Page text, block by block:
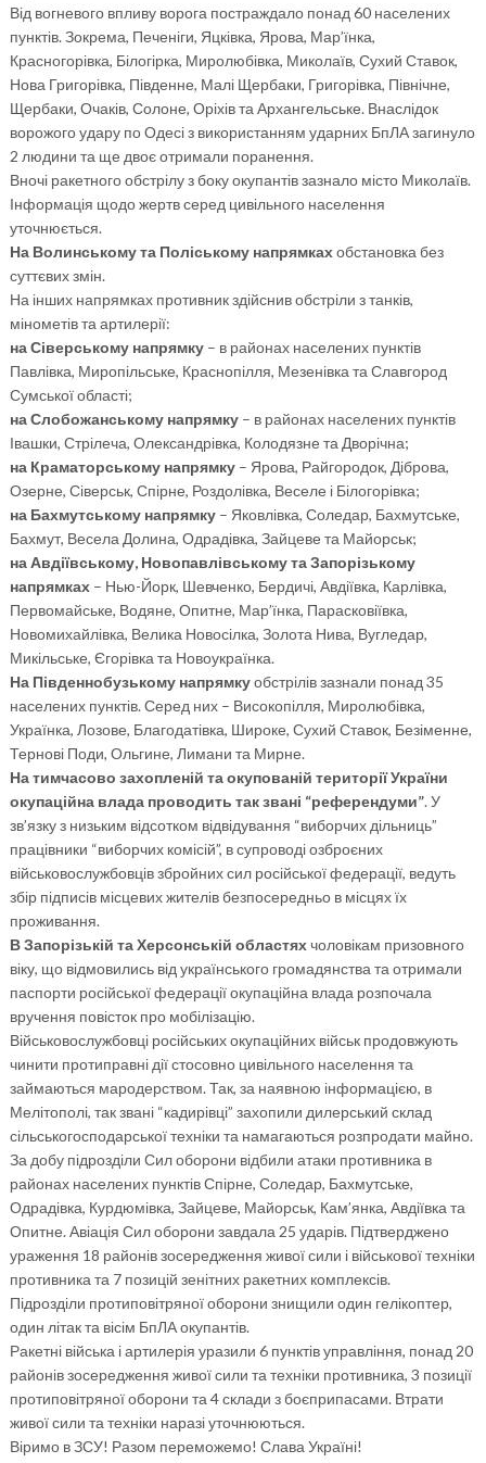
Від вогневого впливу ворога постраждало понад 60 населених
пунктів. Зокрема, Печеніги, Яцківка, Ярова, Мар’їнка,
Красногорівка, Білогірка, Миролюбівка, Миколаїв, Сухий Ставок,
Нова Григорівка, Південне, Малі Щербаки, Григорівка, Північне,
Щербаки, Очаків, Солоне, Оріхів та Архангельське. Внаслідок
ворожого удару по Одесі з використанням ударних БпЛА загинуло
2 людини та ще двоє отримали поранення.
Вночі ракетного обстрілу з боку окупантів зазнало місто Миколаїв.
Інформація щодо жертв серед цивільного населення
уточнюється.
На Волинському та Поліському напрямкахобстановка без
суттєвих змін.
На інших напрямках противник здійснив обстріли з танків,
мінометів та артилерії:
на Сіверському напрямку– в районах населених пунктів
Павлівка, Миропільське, Краснопілля, Мезенівка та Славгород
Сумської області;
на Слобожанському напрямку– в районах населених пунктів
Івашки, Стрілеча, Олександрівка, Колодязне та Дворічна;
на Краматорському напрямку– Ярова, Райгородок, Діброва,
Озерне, Сіверськ, Спірне, Роздолівка, Веселе і Білогорівка;
на Бахмутському напрямку– Яковлівка, Соледар, Бахмутське,
Бахмут, Весела Долина, Одрадівка, Зайцеве та Майорськ;
на Авдіївському, Новопавлівському та Запорізькому
напрямках– Нью-Йорк, Шевченко, Бердичі, Авдіївка, Карлівка,
Первомайське, Водяне, Опитне, Мар’їнка, Парасковіївка,
Новомихайлівка, Велика Новосілка, Золота Нива, Вугледар,
Микільське, Єгорівка та Новоукраїнка.
На Південнобузькому напрямкуобстрілів зазнали понад 35
населених пунктів. Серед них – Високопілля, Миролюбівка,
Українка, Лозове, Благодатівка, Широке, Сухий Ставок, Безіменне,
Тернові Поди, Ольгине, Лимани та Мирне.
На тимчасово захопленій та окупованій території України
окупаційна влада проводить так звані “референдуми”. У
зв’язку з низьким відсотком відвідування “виборчих дільниць”
працівники “виборчих комісій”, в супроводі озброєних
військовослужбовців збройних сил російської федерації, ведуть
збір підписів місцевих жителів безпосередньо в місцях їх
проживання.
В Запорізькій та Херсонській областяхчоловікам призовного
віку, що відмовились від українського громадянства та отримали
паспорти російської федерації окупаційна влада розпочала
вручення повісток про мобілізацію.
Військовослужбовці російських окупаційних військ продовжують
чинити протиправні дії стосовно цивільного населення та
займаються мародерством. Так, за наявною інформацією, в
Мелітополі, так звані “кадирівці” захопили дилерський склад
сільськогосподарської техніки та намагаються розпродати майно.
За добу підрозділи Сил оборони відбили атаки противника в
районах населених пунктів Спірне, Соледар, Бахмутське,
Одрадівка, Курдюмівка, Зайцеве, Майорськ, Кам’янка, Авдіївка та
Опитне. Авіація Сил оборони завдала 25 ударів. Підтверджено
ураження 18 районів зосередження живої сили і військової техніки
противника та 7 позицій зенітних ракетних комплексів.
Підрозділи протиповітряної оборони знищили один гелікоптер,
один літак та вісім БпЛА окупантів.
Ракетні війська і артилерія уразили 6 пунктів управління, понад 20
районів зосередження живої сили та техніки противника, 3 позиції
протиповітряної оборони та 4 склади з боєприпасами. Втрати
живої сили та техніки наразі уточнюються.
Віримо в ЗСУ! Разом переможемо! Слава Україні!